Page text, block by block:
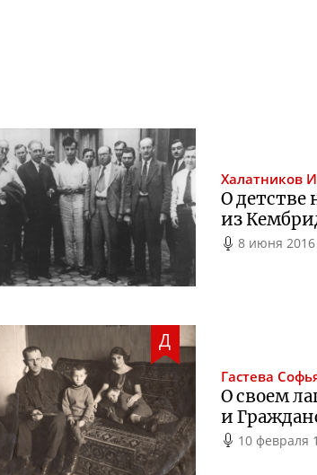
Халатников
О
из
8 июня 2016
Д
Гастева
О своем
и
10 февраля